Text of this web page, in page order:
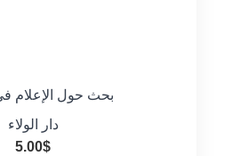
بحث حول الإعلام
دار الولاء
5.00$